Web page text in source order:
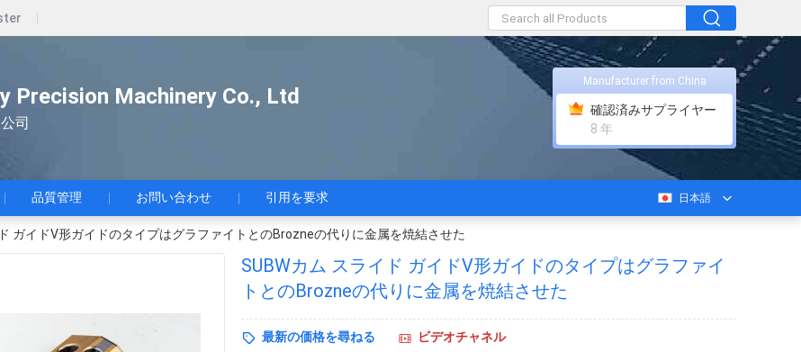
Precision Machinery Co., Ltd
司
Manufacturer from China
確認済みサプライヤー
8 年
品質管理 お問い合わせ 引用を要求 日本語
ガイドV形ガイドのタイプはグラファイトとのBrozneの代りに金属を焼結させた
SUBWカム スライド ガイドV形ガイドのタイプはグラファイ
トとのBrozneの代りに金属を焼結させた
最新の価格を尋ねる
ビデオチャネル